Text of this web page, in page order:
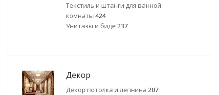
Текстиль и штанги для ванной
комнаты 424
Унитазы и биде 237
Декор
Декор потолка и лепнина 207